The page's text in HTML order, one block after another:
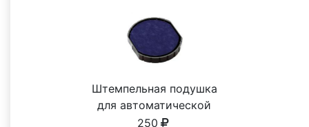
Штемпельная подушка
для автоматической
печати
250